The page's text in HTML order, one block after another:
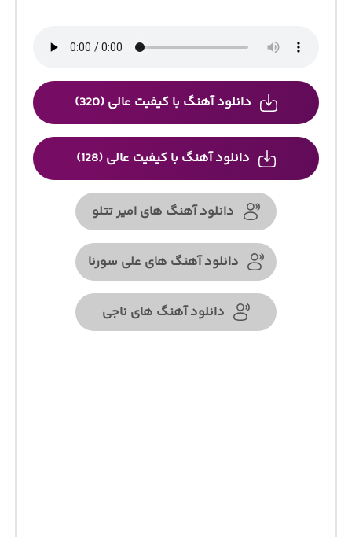
دانلود آهنگ با کیفیت عالی (320)
دانلود آهنگ با کیفیت عالی (128)
دانلود آهنگ های امیر تتلو
دانلود آهنگ های علی سورنا
دانلود آهنگ های ناجی